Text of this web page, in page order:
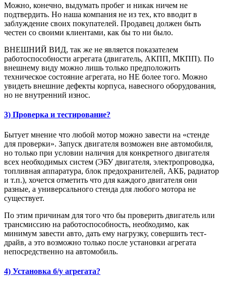
Можно, конечно, выдумать пробег и никак ничем не
подтвердить. Но наша компания не из тех, кто вводит в
заблуждение своих покупателей. Продавец должен быть
честен со своими клиентами, как бы то ни было.
ВНЕШНИЙ ВИД, так же не является показателем
работоспособности агрегата (двигатель, АКПП, МКПП). По
внешнему виду можно лишь только предположить
техническое состояние агрегата, но НЕ более того. Можно
увидеть внешние дефекты корпуса, навесного оборудования,
но не внутренний износ.
3) Проверка и тестирование?
Бытует мнение что любой мотор можно завести на «стенде
для проверки». Запуск двигателя возможен вне автомобиля,
но только при условии наличия для конкретного двигателя
всех необходимых систем (ЭБУ двигателя, электропроводка,
топливная аппаратура, блок предохранителей, АКБ, радиатор
и т.п.), хочется отметить что для каждого двигателя они
разные, а универсального стенда для любого мотора не
существует.
По этим причинам для того что бы проверить двигатель или
трансмиссию на работоспособность, необходимо, как
минимум завести авто, дать ему нагрузку, совершить тест-
драйв, а это возможно только после установки агрегата
непосредственно на автомобиль.
4) Установка б/у агрегата?